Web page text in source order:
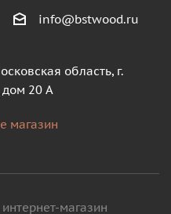
info@bstwood.ru
область, г.
20 А
магазин
магазин